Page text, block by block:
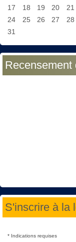
17
18 19 20 21
24
25 26 27 28
31
Recensement
S'inscrire à la
* Indications requises